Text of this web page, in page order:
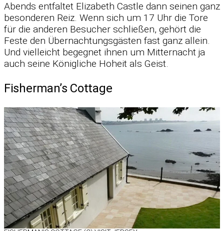
Abends ent­fal­tet Eliza­beth Castle dann sei­nen ganz
be­son­de­ren Reiz. Wenn sich um 17 Uhr die Tore
für die an­de­ren Be­su­cher schlie­ßen, ge­hört die
Feste den Über­nach­tungs­gäs­ten fast ganz al­lein.
Und viel­leicht be­geg­net ih­nen um Mit­ter­nacht ja
auch seine Kö­nig­li­che Ho­heit als Geist.
Fisherman’s Cottage